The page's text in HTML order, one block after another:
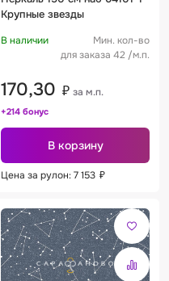
Крупные звезды
В наличии
Мин. кол-во
для заказа 42 /м.п.
170,30 ₽ за м.п.
+214 бонус
В корзину
Цена за рулон: 7 153 ₽